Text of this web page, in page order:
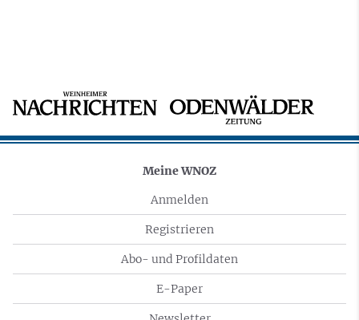
Meine WNOZ
Anmelden
Registrieren
Abo- und Profildaten
E-Paper